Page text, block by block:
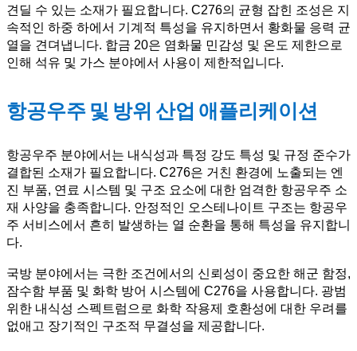
견딜 수 있는 소재가 필요합니다. C276의 균형 잡힌 조성은 지
속적인 하중 하에서 기계적 특성을 유지하면서 황화물 응력 균
열을 견뎌냅니다. 합금 20은 염화물 민감성 및 온도 제한으로
인해 석유 및 가스 분야에서 사용이 제한적입니다.
항공우주 및 방위 산업 애플리케이션
항공우주 분야에서는 내식성과 특정 강도 특성 및 규정 준수가
결합된 소재가 필요합니다. C276은 거친 환경에 노출되는 엔
진 부품, 연료 시스템 및 구조 요소에 대한 엄격한 항공우주 소
재 사양을 충족합니다. 안정적인 오스테나이트 구조는 항공우
주 서비스에서 흔히 발생하는 열 순환을 통해 특성을 유지합니
다.
국방 분야에서는 극한 조건에서의 신뢰성이 중요한 해군 함정,
잠수함 부품 및 화학 방어 시스템에 C276을 사용합니다. 광범
위한 내식성 스펙트럼으로 화학 작용제 호환성에 대한 우려를
없애고 장기적인 구조적 무결성을 제공합니다.